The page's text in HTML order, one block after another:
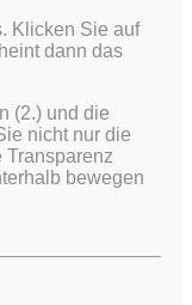
Klicken Sie auf
dann das
(2.) und die
nicht nur die
Transparenz
bewegen